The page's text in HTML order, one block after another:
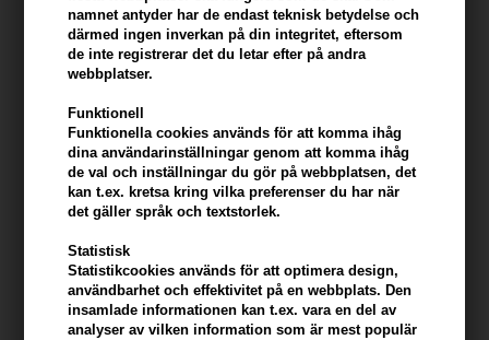
namnet antyder har de endast teknisk betydelse och
därmed ingen inverkan på din integritet, eftersom
de inte registrerar det du letar efter på andra
webbplatser.
Funktionell
Funktionella cookies används för att komma ihåg
dina användarinställningar genom att komma ihåg
de val och inställningar du gör på webbplatsen, det
kan t.ex. kretsa kring vilka preferenser du har när
det gäller språk och textstorlek.
Statistisk
Statistikcookies används för att optimera design,
användbarhet och effektivitet på en webbplats. Den
insamlade informationen kan t.ex. vara en del av
analyser av vilken information som är mest populär
- Lämnar dina lockar silkesmjuka och smidiga
- Antimugg
- Definierar lockarna
Användning av produkten
- Applicera en lämplig mängd efter schamponering
- Fördela jämnt i håret, speciellt i topparna
- Låt balsamet sitta i några minuter för optimal fuktupptagning,
skölj sedan noggrant
Xclusive schampo
Storlek: 1000ml